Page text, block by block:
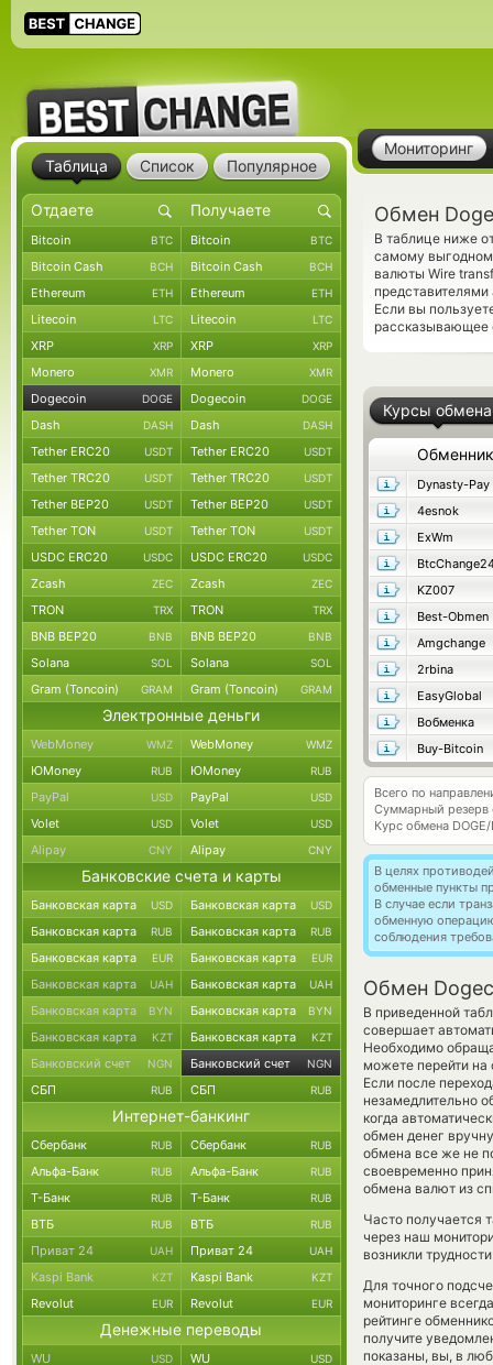
Мониторинг
Обмен
В таблице ниже
самому
валюты Wire
Если вы
рассказывающее
Курсы обмена
Обменник
Dynasty-Pay
4esnok
ExWm
KZ007
Best-Obmen
Amgchange
2rbina
EasyGlobal
Вобменка
Buy-Bitcoin
Всего по
Суммарный резерв
Курс обмена
В целях
обменные пункты
В случае если
обменную
соблюдения
Обмен
В приведенной
совершает
Необходимо
можете перейти
Если после
незамедлительно
когда
обмен денег
обмена все же не
своевременно
обмена валют из
Часто получается
через наш
возникли
Для точного
мониторинге
рейтинге
получите
показаны, вы, в
Таблица Список Популярное
Bitcoin BTC Bitcoin BTC
Bitcoin Cash BCH Bitcoin Cash BCH
Ethereum ETH Ethereum ETH
Litecoin LTC Litecoin LTC
XRP XRP XRP XRP
Monero XMR Monero XMR
Dogecoin DOGE Dogecoin DOGE
Dash DASH Dash DASH
Tether ERC20 USDT Tether ERC20 USDT
Tether TRC20 USDT Tether TRC20 USDT
Tether BEP20 USDT Tether BEP20 USDT
Tether TON USDT Tether TON USDT
USDC ERC20 USDC USDC ERC20 USDC
Zcash ZEC Zcash ZEC
TRON TRX TRON TRX
BNB BEP20 BNB BNB BEP20 BNB
Solana SOL Solana SOL
Gram (Toncoin) GRAM Gram (Toncoin) GRAM
Электронные деньги
WebMoney WMZ WebMoney WMZ
ЮMoney RUB ЮMoney RUB
PayPal USD PayPal USD
Volet USD Volet USD
Alipay CNY Alipay CNY
Банковские счета и карты
Банковская карта USD Банковская карта USD
Банковская карта RUB Банковская карта RUB
Банковская карта EUR Банковская карта EUR
Банковская карта UAH Банковская карта UAH
Банковская карта BYN Банковская карта BYN
Банковская карта KZT Банковская карта KZT
Банковский счет NGN Банковский счет NGN
СБП RUB СБП RUB
Интернет-банкинг
Сбербанк RUB Сбербанк RUB
Альфа-Банк RUB Альфа-Банк RUB
Т-Банк RUB Т-Банк RUB
ВТБ RUB ВТБ RUB
Приват 24 UAH Приват 24 UAH
Kaspi Bank KZT Kaspi Bank KZT
Revolut EUR Revolut EUR
Денежные переводы
WU USD WU USD